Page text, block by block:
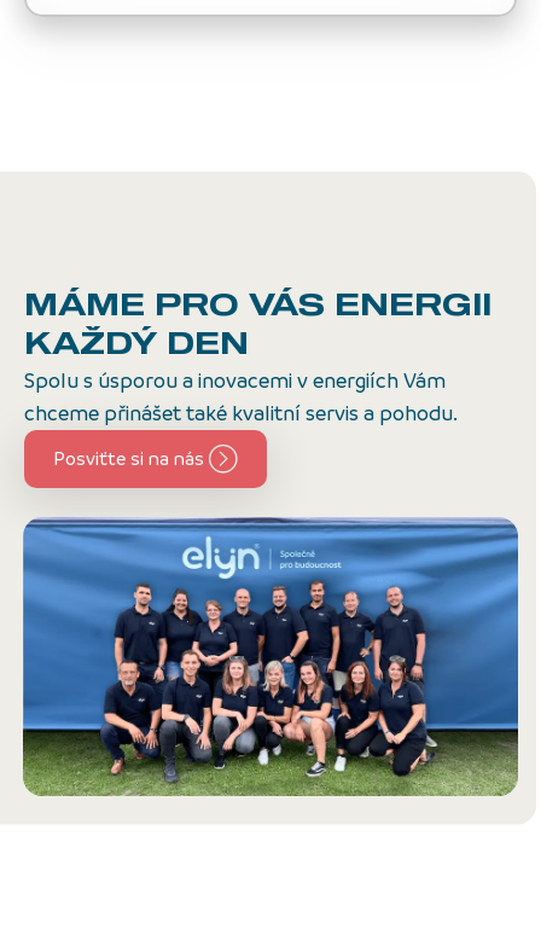
MÁME PRO VÁS ENERGII
KAŽDÝ DEN
Spolu s úsporou a inovacemi v energiích Vám
chceme přinášet také kvalitní servis a pohodu.
Posviťte si na nás